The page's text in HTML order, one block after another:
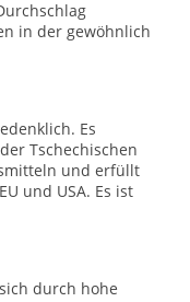
in der gewöhnlich
Es
Tschechischen
und erfüllt
und USA. Es ist
durch hohe